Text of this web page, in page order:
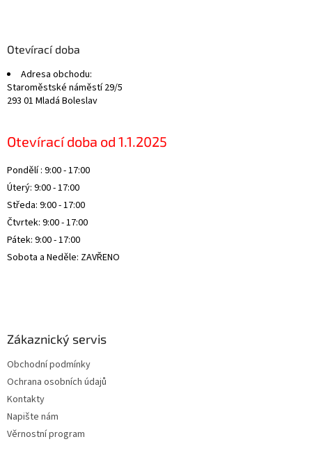
p
i
Otevírací doba
Adresa obchodu:
Staroměstské náměstí 29/5
293 01 Mladá Boleslav
Otevírací doba od 1.1.2025
Pondělí : 9:00 - 17:00
Úterý: 9:00 - 17:00
Středa: 9:00 - 17:00
Čtvrtek: 9:00 - 17:00
Pátek: 9:00 - 17:00
Sobota a Neděle: ZAVŘENO
Zákaznický servis
Obchodní podmínky
Ochrana osobních údajů
Kontakty
Napište nám
Věrnostní program